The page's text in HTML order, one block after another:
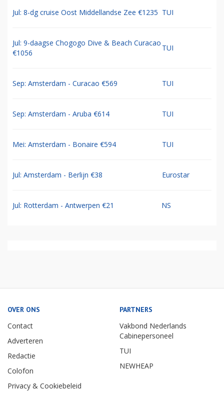
Jul: 8-dg cruise Oost Middellandse Zee €1235 TUI
Jul: 9-daagse Chogogo Dive & Beach Curacao
€1056
TUI
Sep: Amsterdam - Curacao €569 TUI
Sep: Amsterdam - Aruba €614 TUI
Mei: Amsterdam - Bonaire €594 TUI
Jul: Amsterdam - Berlijn €38 Eurostar
Jul: Rotterdam - Antwerpen €21 NS
OVER ONS
Contact
Adverteren
Redactie
Colofon
Privacy & Cookiebeleid
PARTNERS
Vakbond Nederlands
Cabinepersoneel
TUI
NEWHEAP